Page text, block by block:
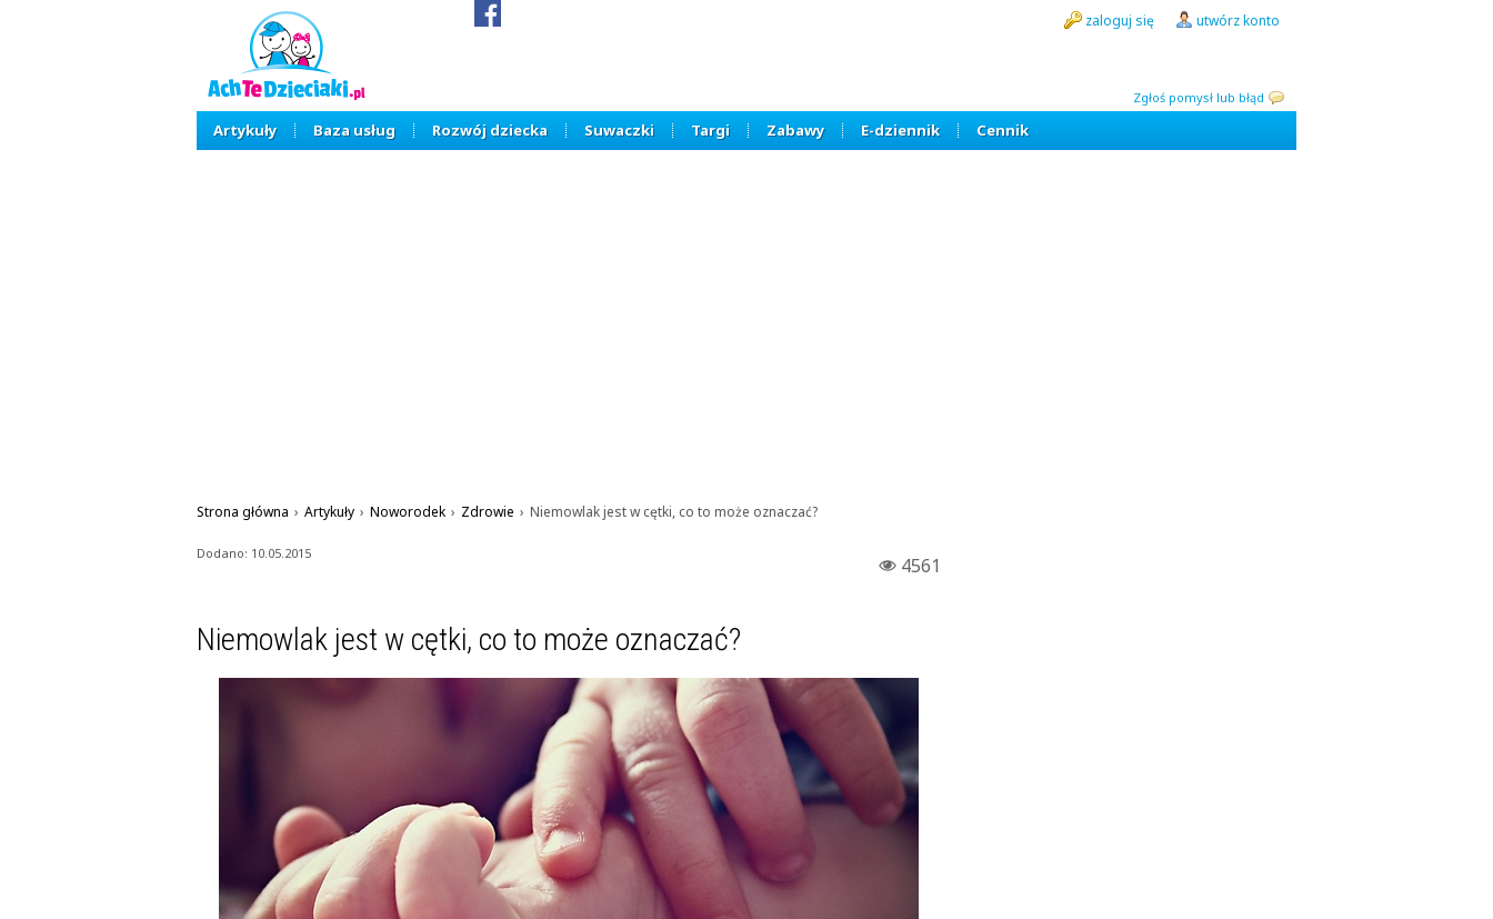
Zgłoś pomysł lub błąd
zaloguj się utwórz konto
Artykuły Baza usług Rozwój dziecka Suwaczki Targi Zabawy E-dziennik Cennik
Strona główna › Artykuły › Noworodek › Zdrowie › Niemowlak jest w cętki, co to może oznaczać?
4561
Dodano: 10.05.2015
Niemowlak jest w cętki, co to może oznaczać?